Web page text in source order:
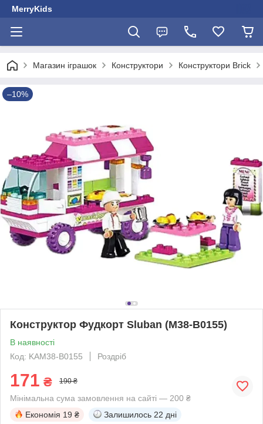
MerryKids
Магазин іграшок Конструктори Конструктори Brick
–10%
Конструктор Фудкорт Sluban (M38-B0155)
В наявності
Код: KAM38-B0155
Роздріб
171 ₴ 190 ₴
Мінімальна сума замовлення на сайті — 200 ₴
Економія 19 ₴ Залишилось 22 дні